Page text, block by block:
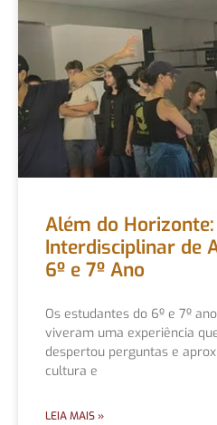
Além do
Interdisciplinar de
6º e 7º Ano
Os estudantes do 6º e 7º
viveram uma experiência
despertou perguntas e
cultura e
LEIA MAIS »